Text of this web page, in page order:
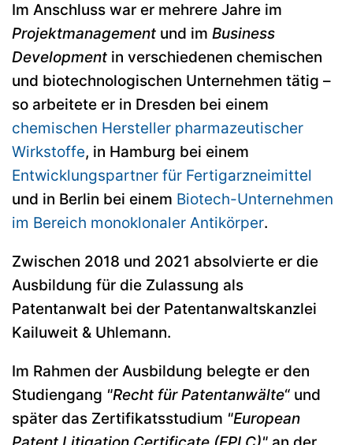
Im Anschluss war er mehrere Jahre im
Projektmanagement und im Business
Development in verschiedenen chemischen
und biotechnologischen Unternehmen tätig –
so arbeitete er in Dresden bei einem
chemischen Hersteller pharmazeutischer
Wirkstoffe, in Hamburg bei einem
Entwicklungspartner für Fertigarzneimittel
und in Berlin bei einem Biotech-Unternehmen
im Bereich monoklonaler Antikörper.
Zwischen 2018 und 2021 absolvierte er die
Ausbildung für die Zulassung als
Patentanwalt bei der Patentanwaltskanzlei
Kailuweit & Uhlemann.
Im Rahmen der Ausbildung belegte er den
Studiengang "Recht für Patentanwälte“ und
später das Zertifikatsstudium "European